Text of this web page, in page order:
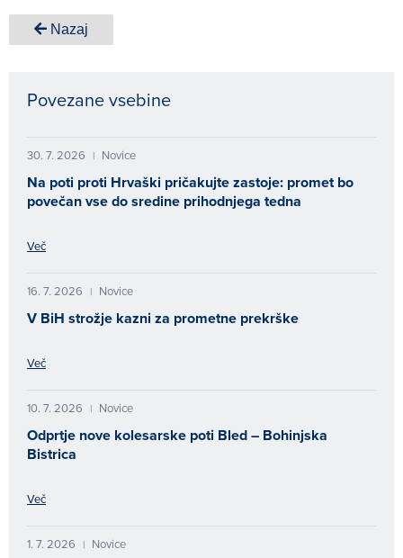
Nazaj
Povezane vsebine
30. 7. 2026 | Novice
Na poti proti Hrvaški pričakujte zastoje: promet bo
povečan vse do sredine prihodnjega tedna
Več
16. 7. 2026 | Novice
V BiH strožje kazni za prometne prekrške
Več
10. 7. 2026 | Novice
Odprtje nove kolesarske poti Bled – Bohinjska
Bistrica
Več
1. 7. 2026 | Novice